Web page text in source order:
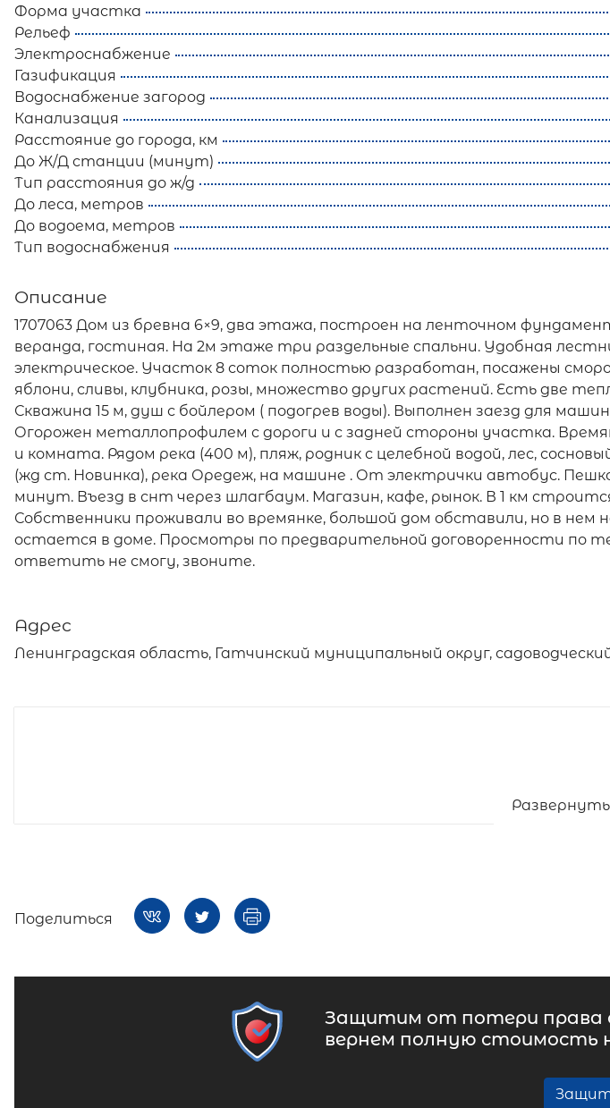
Форма участка
Рельеф
Электроснабжение
Газификация
Водоснабжение загород
Канализация
Расстояние до города, км
До Ж/Д станции (минут)
Тип расстояния до ж/д
До леса, метров
До водоема, метров
Тип водоснабжения
Описание
1707063 Дом из бревна 6×9, два этажа, построен на ленточном
веранда, гостиная. На 2м этаже три раздельные спальни. Удобная
электрическое. Участок 8 соток полностью разработан, посажены
яблони, сливы, клубника, розы, множество других растений. Есть две
Скважина 15 м, душ с бойлером ( подогрев воды). Выполнен заезд для
Огорожен металлопрофилем с дороги и с задней стороны участка.
и комната. Рядом река (400 м), пляж, родник с целебной водой, лес,
(жд ст. Новинка), река Оредеж, на машине . От электрички автобус.
минут. Въезд в снт через шлагбаум. Магазин, кафе, рынок. В 1 км
Собственники проживали во времянке, большой дом обставили, но в нем
остается в доме. Просмотры по предварительной договоренности по
ответить не смогу, звоните.
Адрес
Ленинградская область, Гатчинский муниципальный округ,
Поделиться
Защитим от потери права
вернем полную стоимость